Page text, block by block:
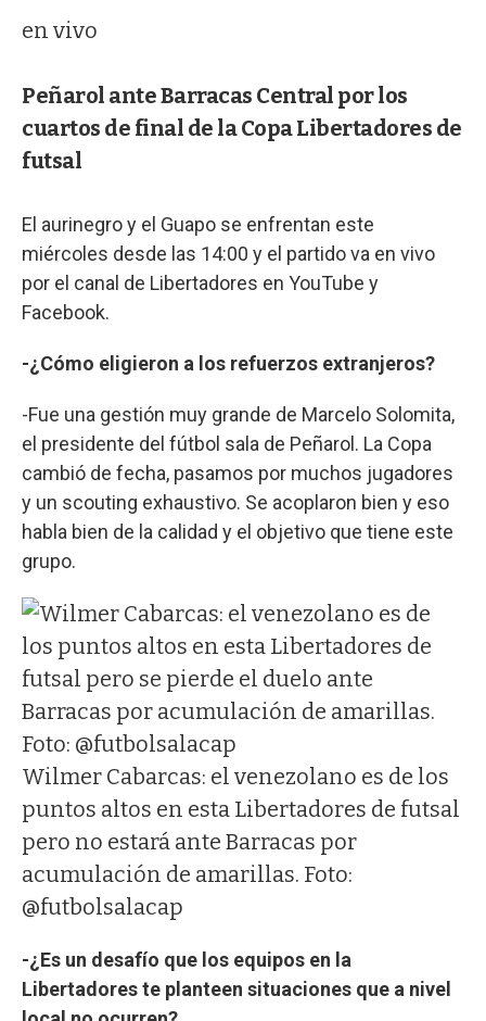
en vivo
Peñarol ante Barracas Central por los
cuartos de final de la Copa Libertadores de
futsal
El aurinegro y el Guapo se enfrentan este
miércoles desde las 14:00 y el partido va en vivo
por el canal de Libertadores en YouTube y
Facebook.
-¿Cómo eligieron a los refuerzos extranjeros?
-Fue una gestión muy grande de Marcelo Solomita,
el presidente del fútbol sala de Peñarol. La Copa
cambió de fecha, pasamos por muchos jugadores
y un scouting exhaustivo. Se acoplaron bien y eso
habla bien de la calidad y el objetivo que tiene este
grupo.
Wilmer Cabarcas: el venezolano es de los
puntos altos en esta Libertadores de futsal
pero no estará ante Barracas por
acumulación de amarillas. Foto:
@futbolsalacap
-¿Es un desafío que los equipos en la
Libertadores te planteen situaciones que a nivel